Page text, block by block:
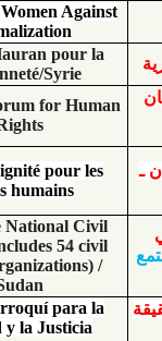
Moroccan Women
Normalization
Forum Hauran
citoyenneté/
Bahrain Forum for
Forum dignité
droits
Sudanese
Forum (includes
society
Foro Marroquí
Verdad y la